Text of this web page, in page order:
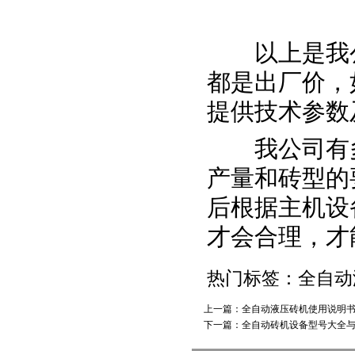
以上是我公
都是出厂价
提供技术参
我公司有多
产量和砖型
后根据主机
才会合理，
热门标签：全自
上一篇：全自动液压砖机使用说明
下一篇：全自动砖机设备型号大全